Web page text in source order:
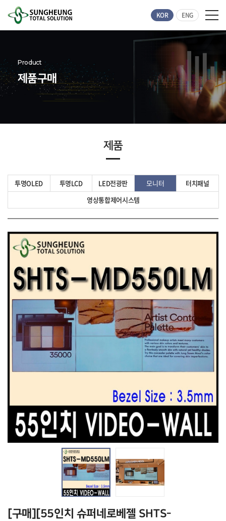
KOR ENG
Product
제품구매
제품
투명OLED 투명LCD LED전광판 모니터
터치패널
영상통합제어시스템
[구매][55인치 슈퍼네로베젤 SHTS-